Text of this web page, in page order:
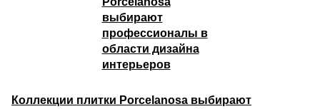
Коллекции плитки Porcelanosa выбирают